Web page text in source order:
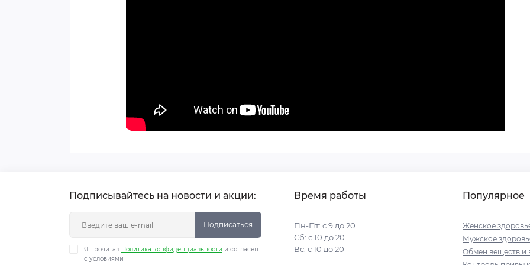
Подписывайтесь на новости и акции:
Подписаться
Я прочитал Политика конфиденциальности и согласен
с условиями
Время работы
Пн-Пт: с 9 до 20
Сб: с 10 до 20
Вс: с 10 до 20
Популярное
Женское
Мужское
Обмен веществ и